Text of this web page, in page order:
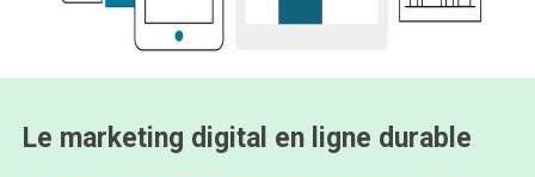
Le marketing digital en ligne durable